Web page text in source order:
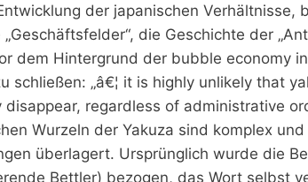
der japanischen
„Geschäftsfelder“, die Geschichte der
dem Hintergrund der bubble economy
schließen: „â€¦ it is highly unlikely that
disappear, regardless of administrative
Wurzeln der Yakuza sind komplex
überlagert. Ursprünglich wurde die
Bettler) bezogen, das Wort selbst